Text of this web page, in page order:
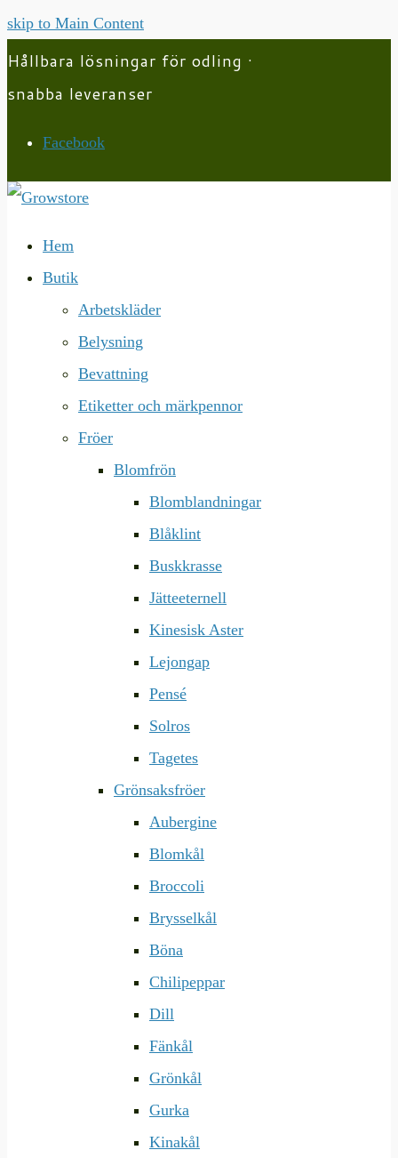
skip to Main Content
Hållbara lösningar för odling ·
snabba leveranser
Facebook
Hem
Butik
Arbetskläder
Belysning
Bevattning
Etiketter och märkpennor
Fröer
Blomfrön
Blomblandningar
Blåklint
Buskkrasse
Jätteeternell
Kinesisk Aster
Lejongap
Pensé
Solros
Tagetes
Grönsaksfröer
Aubergine
Blomkål
Broccoli
Brysselkål
Böna
Chilipeppar
Dill
Fänkål
Grönkål
Gurka
Kinakål